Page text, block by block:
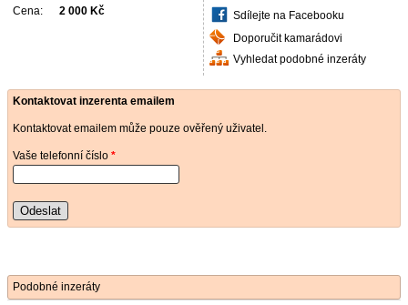
Cena: 2 000 Kč
Sdílejte na Facebooku
Doporučit kamarádovi
Vyhledat podobné inzeráty
Kontaktovat inzerenta emailem
Kontaktovat emailem může pouze ověřený uživatel.
Vaše telefonní číslo *
Odeslat
Podobné inzeráty